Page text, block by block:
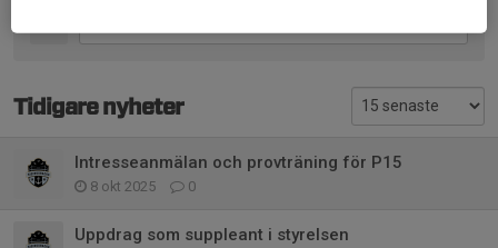
Tidigare nyheter
Intresseanmälan och provträning för P15
8 okt 2025 0
Uppdrag som suppleant i styrelsen